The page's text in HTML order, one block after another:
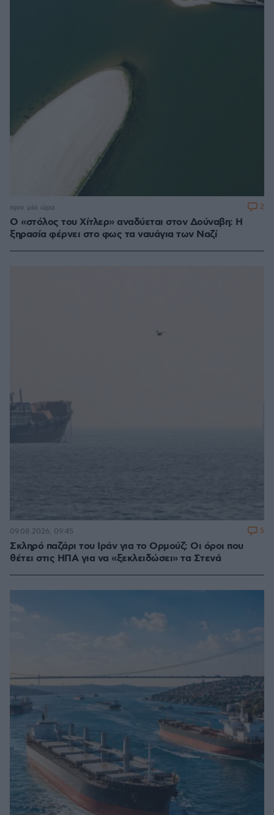
Ο «στόλος του Χίτλερ» αναδύεται στον Δούναβη: Η
ξηρασία φέρνει στο φως τα ναυάγια των Ναζί
πριν μία ώρα 2
Σκληρό παζάρι του Ιράν για το Ορμούζ: Οι όροι που
θέτει στις ΗΠΑ για να «ξεκλειδώσει» τα Στενά
09.08.2026, 09:45 5